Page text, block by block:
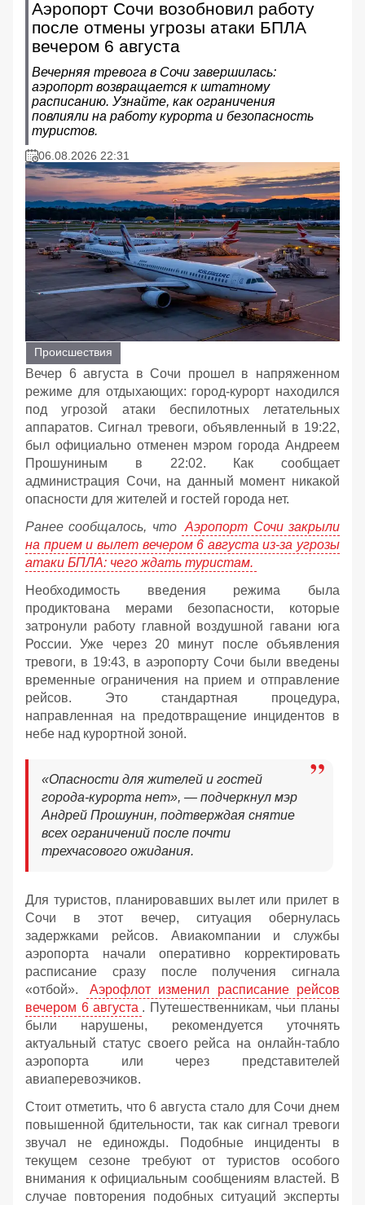
Аэропорт Сочи возобновил работу
после отмены угрозы атаки БПЛА
вечером 6 августа
Вечерняя тревога в Сочи завершилась:
аэропорт возвращается к штатному
расписанию. Узнайте, как ограничения
повлияли на работу курорта и безопасность
туристов.
06.08.2026 22:31
Происшествия
Вечер 6 августа в Сочи прошел в напряженном
режиме для отдыхающих: город-курорт находился
под угрозой атаки беспилотных летательных
аппаратов. Сигнал тревоги, объявленный в 19:22,
был официально отменен мэром города Андреем
Прошуниным в 22:02. Как сообщает
администрация Сочи, на данный момент никакой
опасности для жителей и гостей города нет.
Ранее сообщалось, что
Аэропорт Сочи закрыли
на прием и вылет вечером 6 августа из-за угрозы
атаки БПЛА: чего ждать туристам.
Необходимость введения режима была
продиктована мерами безопасности, которые
затронули работу главной воздушной гавани юга
России. Уже через 20 минут после объявления
тревоги, в 19:43, в аэропорту Сочи были введены
временные ограничения на прием и отправление
рейсов. Это стандартная процедура,
направленная на предотвращение инцидентов в
небе над курортной зоной.
«Опасности для жителей и гостей
города-курорта нет», — подчеркнул мэр
Андрей Прошунин, подтверждая снятие
всех ограничений после почти
трехчасового ожидания.
Для туристов, планировавших вылет или прилет в
Сочи в этот вечер, ситуация обернулась
задержками рейсов. Авиакомпании и службы
аэропорта начали оперативно корректировать
расписание сразу после получения сигнала
«отбой».
Аэрофлот изменил расписание рейсов
вечером 6 августа . Путешественникам, чьи планы
были нарушены, рекомендуется уточнять
актуальный статус своего рейса на онлайн-табло
аэропорта или через представителей
авиаперевозчиков.
Стоит отметить, что 6 августа стало для Сочи днем
повышенной бдительности, так как сигнал тревоги
звучал не единожды. Подобные инциденты в
текущем сезоне требуют от туристов особого
внимания к официальным сообщениям властей. В
случае повторения подобных ситуаций эксперты